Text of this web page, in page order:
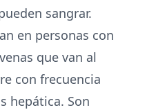
sangrar.
en personas con
que van al
con frecuencia
hepática. Son